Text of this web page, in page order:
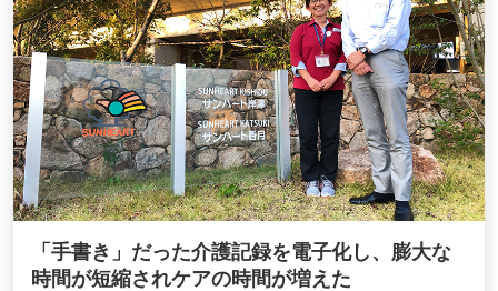
「手書き」だった介護記録を電子化し、膨大な
時間が短縮されケアの時間が増えた